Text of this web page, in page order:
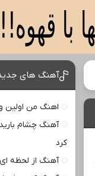
آهنگ های
اهنگ من اولین و
آهنگ چشام
کرد
آهنگ از لحظه ای